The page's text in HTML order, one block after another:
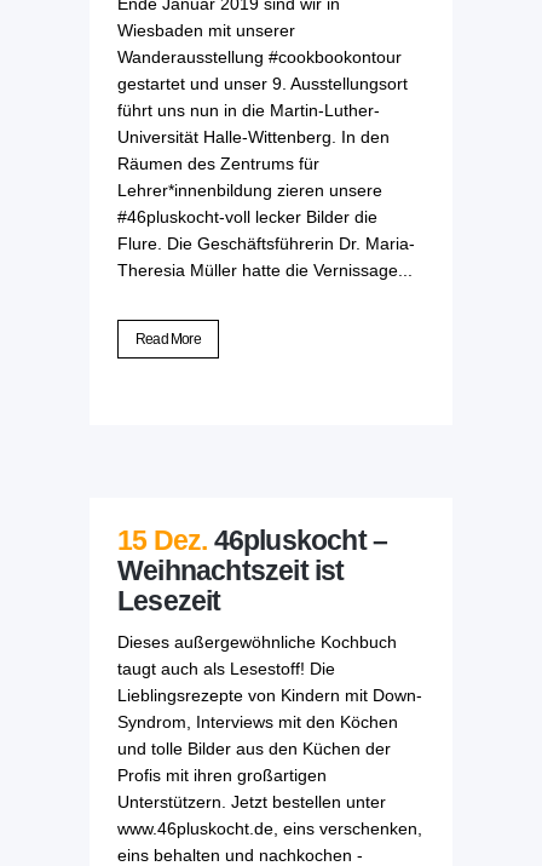
Wiesbaden mit unserer
Wanderausstellung #cookbookontour
gestartet und unser 9. Ausstellungsort
führt uns nun in die Martin-Luther-
Universität Halle-Wittenberg. In den
Räumen des Zentrums für
Lehrer*innenbildung zieren unsere
#46pluskocht-voll lecker Bilder die
Flure. Die Geschäftsführerin Dr. Maria-
Theresia Müller hatte die Vernissage...
Read More
15 Dez. 46pluskocht –
Weihnachtszeit ist
Lesezeit
Dieses außergewöhnliche Kochbuch
taugt auch als Lesestoff! Die
Lieblingsrezepte von Kindern mit Down-
Syndrom, Interviews mit den Köchen
und tolle Bilder aus den Küchen der
Profis mit ihren großartigen
Unterstützern. Jetzt bestellen unter
www.46pluskocht.de, eins verschenken,
eins behalten und nachkochen -